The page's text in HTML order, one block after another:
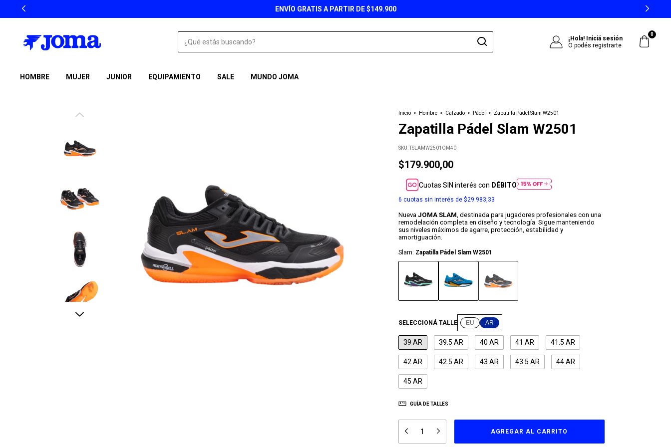
ENVÍO GRATIS A PARTIR DE $149.900
¡Hola! Iniciá sesión
O podés registrarte
0
HOMBRE MUJER JUNIOR EQUIPAMIENTO SALE MUNDO JOMA
Inicio > Hombre > Calzado > Pádel > Zapatilla Pádel Slam W2501
Zapatilla Pádel Slam W2501
SKU:TSLAMW2501OM40
$179.900,00
Cuotas SIN interés con DÉBITO
6 cuotas sin interés de $29.983,33
Nueva JOMA SLAM, destinada para jugadores profesionales con una
remodelación completa en diseño y tecnología. Sigue manteniendo
sus niveles máximos de agarre, protección, estabilidad y
amortiguación.
Slam: Zapatilla Pádel Slam W2501
SELECCIONÁ TALLE EU AR
39 AR 39.5 AR 40 AR 41 AR 41.5 AR
42 AR 42.5 AR 43 AR 43.5 AR 44 AR
45 AR
GUÍA DE TALLES